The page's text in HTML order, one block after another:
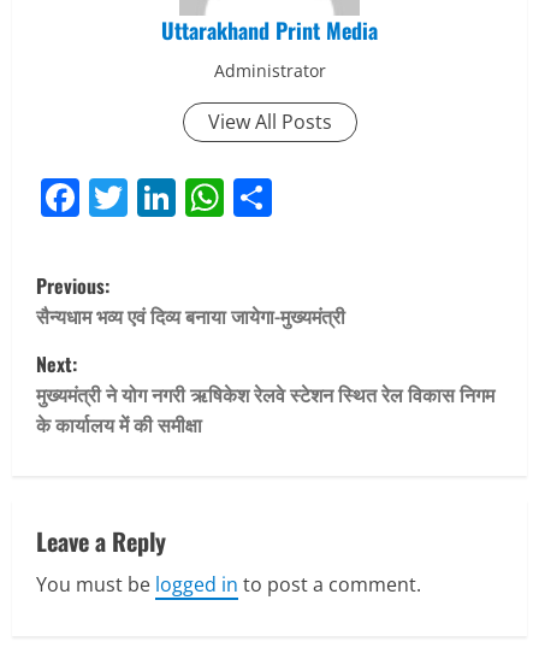
Uttarakhand Print Media
Administrator
View All Posts
Facebook
Twitter
LinkedIn
WhatsApp
P
o
s
t
a
v
Previous:
सैन्यधाम भव्य एवं दिव्य बनाया जायेगा-मुख्यमंत्री
Next:
मुख्यमंत्री ने योग नगरी ऋषिकेश रेलवे स्टेशन स्थित रेल विकास निगम
के कार्यालय में की समीक्षा
Leave a Reply
You must be logged in to post a comment.